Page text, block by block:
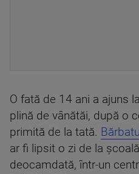
O fată de 14 ani a ajuns
plină de vânătăi, după o
primită de la tată.
ar fi lipsit o zi de la
deocamdată, într-un